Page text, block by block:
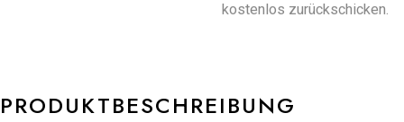
kostenlos zurückschicken.
PRODUKTBESCHREIBUNG